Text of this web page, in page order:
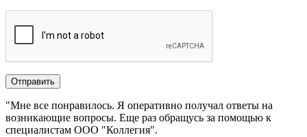
"Мне все понравилось.​ ​Я оперативно получал ответы на
возникающие вопросы. Еще раз обращусь за помощью к
специалистам ООО "Коллегия".​